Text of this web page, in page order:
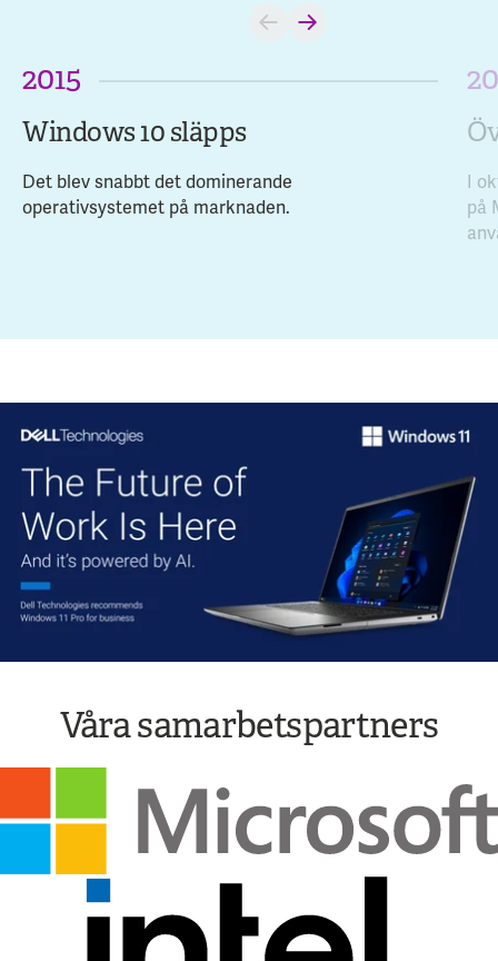
2015
Windows 10 släpps
Det blev snabbt det dominerande
operativsystemet på marknaden.
I
på
Våra samarbetspartners